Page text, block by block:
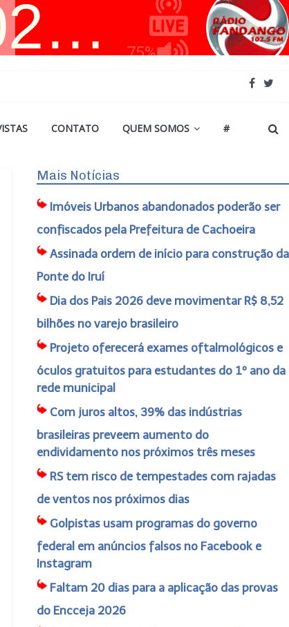
CONTATO QUEM SOMOS #
Mais Notícias
Imóveis Urbanos abandonados poderão ser
confiscados pela Prefeitura de Cachoeira
Assinada ordem de início para construção da
Ponte do Iruí
Dia dos Pais 2026 deve movimentar R$ 8,52
bilhões no varejo brasileiro
Projeto oferecerá exames oftalmológicos e
óculos gratuitos para estudantes do 1º ano da
rede municipal
Com juros altos, 39% das indústrias
brasileiras preveem aumento do
endividamento nos próximos três meses
RS tem risco de tempestades com rajadas
de ventos nos próximos dias
Golpistas usam programas do governo
federal em anúncios falsos no Facebook e
Instagram
Faltam 20 dias para a aplicação das provas
do Encceja 2026